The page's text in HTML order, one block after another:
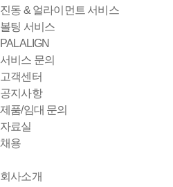
진동 & 얼라이먼트 서비스
볼팅 서비스
PALALIGN
서비스 문의
고객센터
공지사항
제품/임대 문의
자료실
채용
회사소개